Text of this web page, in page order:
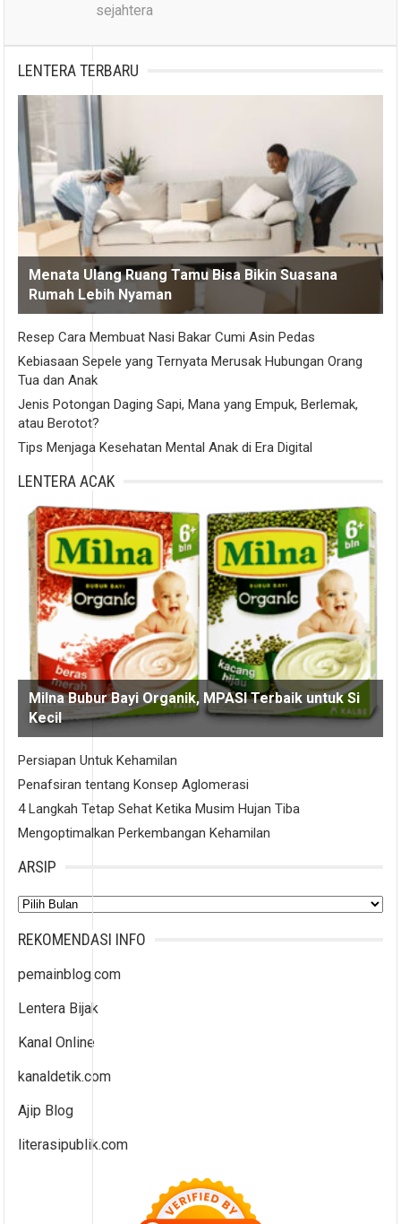
sejahtera
LENTERA TERBARU
Menata Ulang Ruang Tamu Bisa Bikin Suasana
Rumah Lebih Nyaman
Resep Cara Membuat Nasi Bakar Cumi Asin Pedas
Kebiasaan Sepele yang Ternyata Merusak Hubungan Orang
Tua dan Anak
Jenis Potongan Daging Sapi, Mana yang Empuk, Berlemak,
atau Berotot?
Tips Menjaga Kesehatan Mental Anak di Era Digital
LENTERA ACAK
Milna Bubur Bayi Organik, MPASI Terbaik untuk Si
Kecil
Persiapan Untuk Kehamilan
Penafsiran tentang Konsep Aglomerasi
4 Langkah Tetap Sehat Ketika Musim Hujan Tiba
Mengoptimalkan Perkembangan Kehamilan
ARSIP
Arsip
REKOMENDASI INFO
pemainblog.com
Lentera Bijak
Kanal Online
kanaldetik.com
Ajip Blog
literasipublik.com